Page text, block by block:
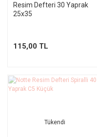
Resim Defteri 30 Yaprak
25x35
115,00 TL
Tükendi